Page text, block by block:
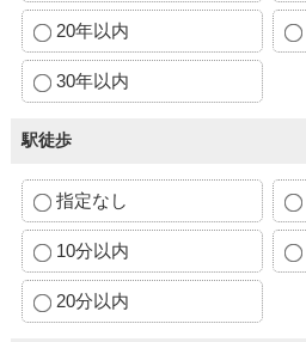
20年以内
30年以内
駅徒歩
指定なし
10分以内
20分以内